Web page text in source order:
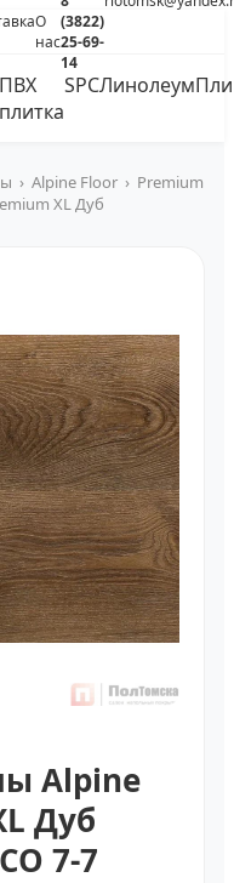
О
нас
(3822)
25-69-
14
плитка
SPCЛинолеум
› Alpine Floor › Premium
XL Дуб
Alpine
Дуб
7-7